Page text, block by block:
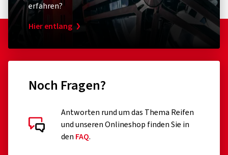
erfahren?
Hier entlang
Noch Fragen?
Antworten rund um das Thema Reifen
und unseren Onlineshop finden Sie in
den FAQ.